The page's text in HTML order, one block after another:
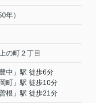
年）
の町２丁目
豊中 」駅 徒歩6分
岡町 」駅 徒歩10分
根 」駅 徒歩21分